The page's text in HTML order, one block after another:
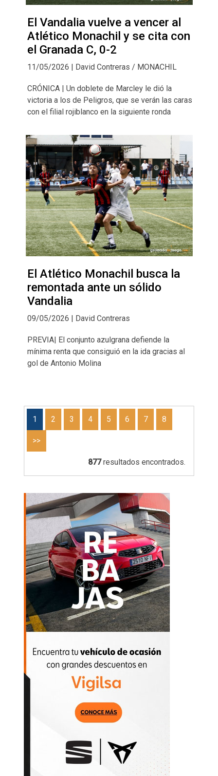
El Vandalia vuelve a vencer al
Atlético Monachil y se cita con
el Granada C, 0-2
11/05/2026 | David Contreras / MONACHIL
CRÓNICA | Un doblete de Marcley le dió la
victoria a los de Peligros, que se verán las caras
con el filial rojiblanco en la siguiente ronda
El Atlético Monachil busca la
remontada ante un sólido
Vandalia
09/05/2026 | David Contreras
PREVIA| El conjunto azulgrana defiende la
mínima renta que consiguió en la ida gracias al
gol de Antonio Molina
1 2 3 4 5 6 7 8
>>
877resultados encontrados.